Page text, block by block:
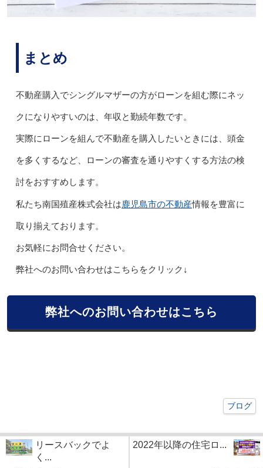
まとめ
不動産購入でシングルマザーの方がローンを組む際にネッ
クになりやすいのは、年収と勤続年数です。
実際にローンを組んで不動産を購入したいときには、頭金
を多くするなど、ローンの審査を通りやすくする方法の検
討をおすすめします。
私たち南国殖産株式会社は鹿児島市の不動産情報を豊富に
取り揃えております。
お気軽にお問合せください。
弊社へのお問い合わせはこちらをクリック↓
弊社へのお問い合わせはこちら
ブログ
リースバックでよ
く...
2022年以降の住宅ロ...